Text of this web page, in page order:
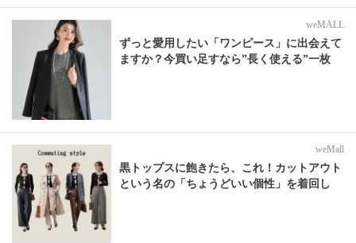
weMALL
ずっと愛用したい「ワンピース」に出会えて
ますか？今買い足すなら”長く使える”一枚
weMall
黒トップスに飽きたら、これ！カットアウト
という名の「ちょうどいい個性」を着回し